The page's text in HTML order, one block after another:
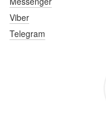
Viber
Telegram